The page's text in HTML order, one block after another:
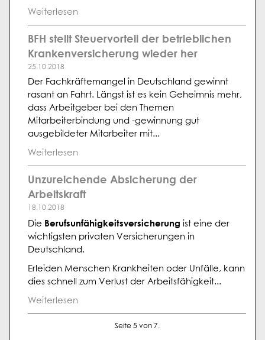
Weiterlesen
BFH stellt Steuervorteil der betrieblichen
Krankenversicherung wieder her
25.10.2018
Der Fachkräftemangel in Deutschland gewinnt
rasant an Fahrt. Längst ist es kein Geheimnis mehr,
dass Arbeitgeber bei den Themen
Mitarbeiterbindung und -gewinnung gut
ausgebildeter Mitarbeiter mit...
Weiterlesen
Unzureichende Absicherung der
Arbeitskraft
18.10.2018
Die Berufsunfähigkeitsversicherung ist eine der
wichtigsten privaten Versicherungen in
Deutschland.
Erleiden Menschen Krankheiten oder Unfälle, kann
dies schnell zum Verlust der Arbeitsfähigkeit...
Weiterlesen
Seite 5 von 7.